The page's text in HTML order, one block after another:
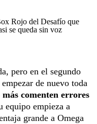
Rojo del Desafío que
se queda sin voz
pero en el segundo
de nuevo toda
comenten errores
equipo empieza a
grande a Omega